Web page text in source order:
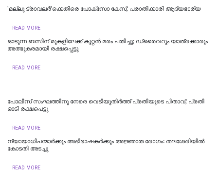
'മല്ലു ട്രാവലർ'ക്കെതിരെ പോക്‌സോ കേസ്; പരാതിക്കാരി ആദ്യഭാര്യ
READ MORE
ഓടുന്ന ബസിന് മുകളിലേക്ക് കൂറ്റന്‍ മരം പതിച്ചു; ഡ്രൈവറും യാത്രക്കാരും
അത്ഭുകരമായി രക്ഷപ്പെട്ടു
READ MORE
പോലീസ് സംഘത്തിനു നേരെ വെടിയുതിര്‍ത്ത് പ്രതിയുടെ പിതാവ്; പ്രതി
ഓടി രക്ഷപെട്ടു
READ MORE
ന്യായാധിപന്മാർക്കും അഭിഭാഷകർക്കും അജ്ഞാത രോഗം: തലശേരിയിൽ
കോടതി അടച്ചു
READ MORE